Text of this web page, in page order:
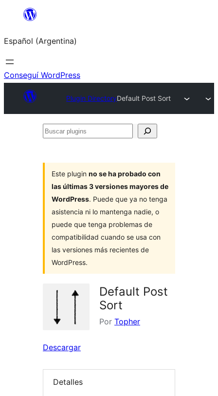
Saltar
contenido
Español (Argentina)
Conseguí WordPress
Plugin DirectoryDefault Post Sort
Buscar
Este plugin no se ha probado con
las últimas 3 versiones mayores de
WordPress. Puede que ya no tenga
asistencia ni lo mantenga nadie, o
puede que tenga problemas de
compatibilidad cuando se usa con
las versiones más recientes de
WordPress.
Default Post
Sort
Por Topher
Descargar
Detalles